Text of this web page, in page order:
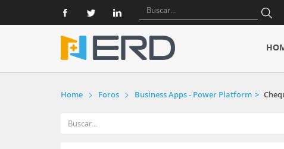
Home Foros Business Apps - Power Platform